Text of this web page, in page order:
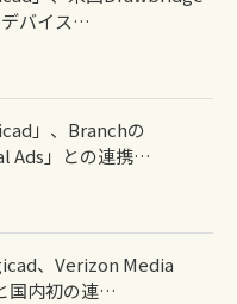
バイス…
」、Branchの
Ads」との連携…
、Verizon Media
国内初の連…